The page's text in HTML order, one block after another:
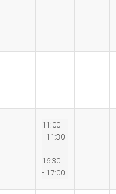
11:00
- 11:30
16:30
- 17:00